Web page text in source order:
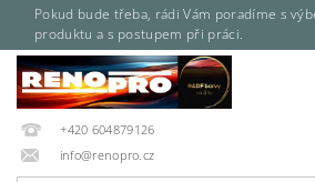
Pokud bude třeba, rádi Vám poradíme s
produktu a s postupem při práci.
+420 604879126
info@renopro.cz